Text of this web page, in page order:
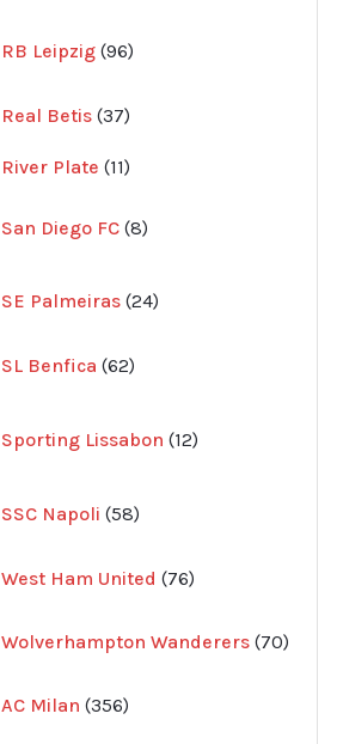
RB Leipzig 96
produkter
Real Betis 37
produkter
River Plate 1111
San Diego FC 8produkter
SE Palmeiras 24
produkter
SL Benfica 62
produkter
Sporting Lissabon 12produkter
SSC Napoli 58
produkter
West Ham United 76
produkter
Wolverhampton Wanderers 70
AC Milan 356
produkter